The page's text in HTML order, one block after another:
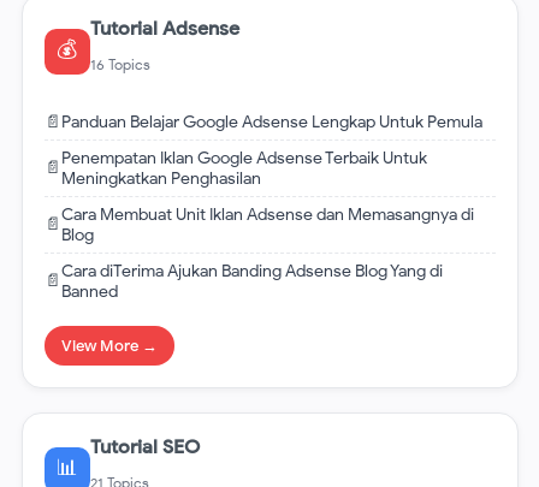
💰
Tutorial Adsense
16 Topics
📄 Panduan Belajar Google Adsense Lengkap Untuk Pemula
📄 Penempatan Iklan Google Adsense Terbaik Untuk
Meningkatkan Penghasilan
📄Cara Membuat Unit Iklan Adsense dan Memasangnya di
Blog
📄Cara diTerima Ajukan Banding Adsense Blog Yang di
Banned
View More →
📊
Tutorial SEO
21 Topics